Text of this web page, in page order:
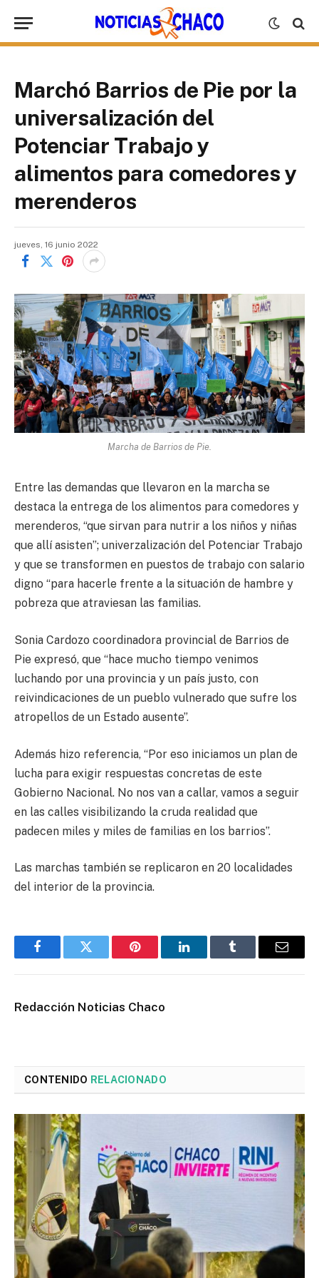
Marchó Barrios de Pie por la
universalización del
Potenciar Trabajo y
alimentos para comedores y
merenderos
jueves, 16 junio 2022
Marcha de Barrios de Pie.
Entre las demandas que llevaron en la marcha se
destaca la entrega de los alimentos para comedores y
merenderos, “que sirvan para nutrir a los niños y niñas
que allí asisten”; univerzalización del Potenciar Trabajo
y que se transformen en puestos de trabajo con salario
digno “para hacerle frente a la situación de hambre y
pobreza que atraviesan las familias.
Sonia Cardozo coordinadora provincial de Barrios de
Pie expresó, que “hace mucho tiempo venimos
luchando por una provincia y un país justo, con
reivindicaciones de un pueblo vulnerado que sufre los
atropellos de un Estado ausente”.
Además hizo referencia, “Por eso iniciamos un plan de
lucha para exigir respuestas concretas de este
Gobierno Nacional. No nos van a callar, vamos a seguir
en las calles visibilizando la cruda realidad que
padecen miles y miles de familias en los barrios”.
Las marchas también se replicaron en 20 localidades
del interior de la provincia.
FacebookTwitter Pinterest LinkedInTumblr Email
Redacción Noticias Chaco
CONTENIDO RELACIONADO